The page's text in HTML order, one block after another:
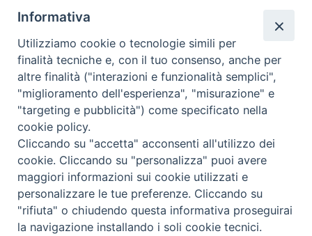
Rubriche
Chi siamo
Come abbonarsi
Contatti
Informativa
Utilizziamo cookie o tecnologie simili per
finalità tecniche e, con il tuo consenso, anche per
altre finalità ("interazioni e funzionalità semplici",
"miglioramento dell'esperienza", "misurazione" e
"targeting e pubblicità") come specificato nella
cookie policy.
Cliccando su "accetta" acconsenti all'utilizzo dei
cookie. Cliccando su "personalizza" puoi avere
maggiori informazioni sui cookie utilizzati e
personalizzare le tue preferenze. Cliccando su
"rifiuta" o chiudendo questa informativa proseguirai
la navigazione installando i soli cookie tecnici.